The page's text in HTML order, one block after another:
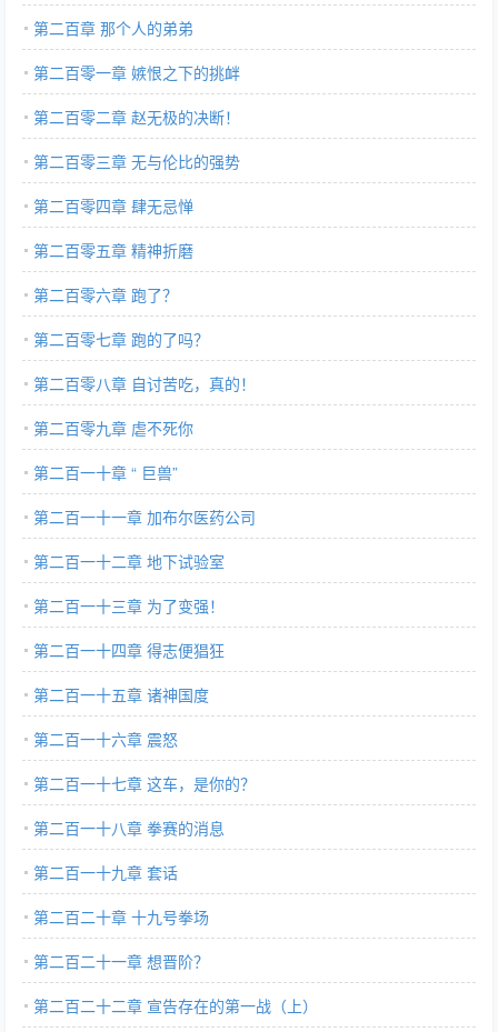
第二百章 那个人的弟弟
第二百零一章 嫉恨之下的挑衅
第二百零二章 赵无极的决断！
第二百零三章 无与伦比的强势
第二百零四章 肆无忌惮
第二百零五章 精神折磨
第二百零六章 跑了？
第二百零七章 跑的了吗？
第二百零八章 自讨苦吃，真的！
第二百零九章 虐不死你
第二百一十章 “ 巨兽”
第二百一十一章 加布尔医药公司
第二百一十二章 地下试验室
第二百一十三章 为了变强！
第二百一十四章 得志便猖狂
第二百一十五章 诸神国度
第二百一十六章 震怒
第二百一十七章 这车，是你的？
第二百一十八章 拳赛的消息
第二百一十九章 套话
第二百二十章 十九号拳场
第二百二十一章 想晋阶？
第二百二十二章 宣告存在的第一战（上）